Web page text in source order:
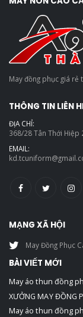
May đồng phục giá rẻ
THÔNG TIN LIÊN
ĐỊA CHỈ:
368/28 Tân Thới Hiệp
EMAIL:
MẠNG XÃ HỘI
May Đồng Phục
BÀI VIẾT MỚI
May áo thun đồng
XƯỞNG MAY ĐỒNG
May áo thun đồng